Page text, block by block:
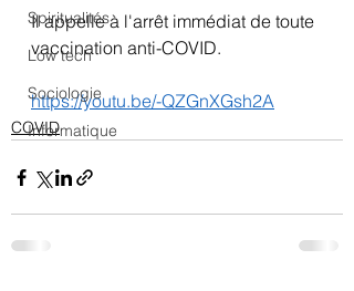
Spiritualités
Low tech
Sociologie
Informatique
Il appelle à l'arrêt immédiat de toute
vaccination anti-COVID.
https://youtu.be/-QZGnXGsh2A
COVID